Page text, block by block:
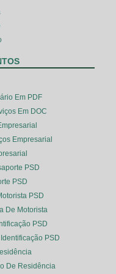
Em PDF
Em DOC
Empresarial
PSD
PSD
PSD
De Motorista
PSD
PSD
De Residência